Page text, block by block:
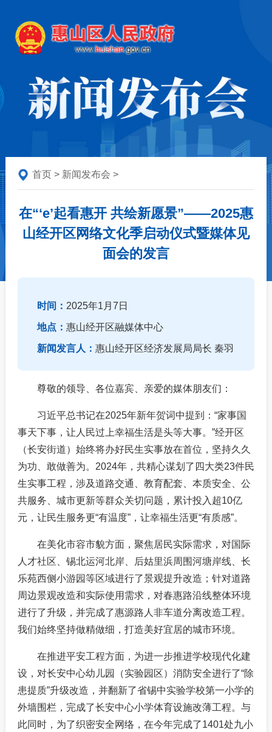
首页> 新闻发布会 >
在“‘e’起看惠开 共绘新愿景”——2025惠
山经开区网络文化季启动仪式暨媒体见
面会的发言
时间： 2025年1月7日
地点： 惠山经开区融媒体中心
新闻发言人： 惠山经开区经济发展局局长 秦羽
尊敬的领导、各位嘉宾、亲爱的媒体朋友们：
习近平总书记在2025年新年贺词中提到：“家事国
事天下事，让人民过上幸福生活是头等大事。”经开区
（长安街道）始终将办好民生实事放在首位，坚持久久
为功、敢做善为。2024年，共精心谋划了四大类23件民
生实事工程，涉及道路交通、教育配套、本质安全、公
共服务、城市更新等群众关切问题，累计投入超10亿
元，让民生服务更“有温度”，让幸福生活更“有质感”。
在美化市容市貌方面，聚焦居民实际需求，对国际
人才社区、锡北运河北岸、后姑里浜周围河塘岸线、长
乐苑西侧小游园等区域进行了景观提升改造；针对道路
周边景观改造和实际使用需求，对春惠路沿线整体环境
进行了升级，并完成了惠源路人非车道分离改造工程。
我们始终坚持做精做细，打造美好宜居的城市环境。
在推进平安工程方面，为进一步推进学校现代化建
设，对长安中心幼儿园（实验园区）消防安全进行了“除
患提质”升级改造，并翻新了省锡中实验学校第一小学的
外墙围栏，完成了长安中心小学体育设施改薄工程。与
此同时，为了织密安全网络，在今年完成了1401处九小